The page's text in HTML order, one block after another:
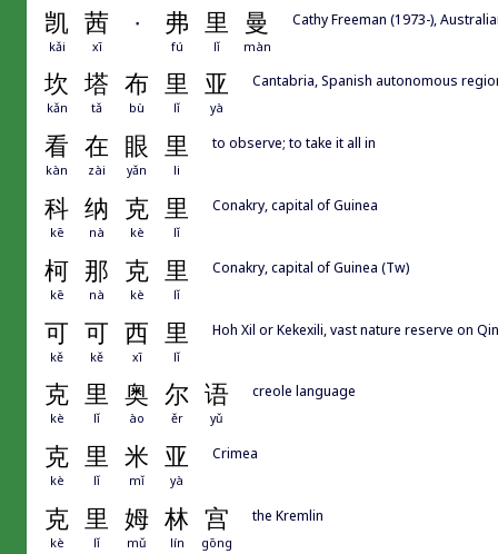
凯 茜 · 弗 里 曼
kǎi xī fú lǐ màn
Cathy Freeman (1973-),
坎 塔 布 里 亚
kǎn tǎ bù lǐ yà
Cantabria, Spanish autonomous
看 在 眼 里
kàn zài yǎn li
to observe; to take it all in
科 纳 克 里
kē nà kè lǐ
Conakry, capital of Guinea
柯 那 克 里
kē nà kè lǐ
Conakry, capital of Guinea (Tw)
可 可 西 里
kě kě xī lǐ
Hoh Xil or Kekexili, vast nature reserve on
克 里 奥 尔 语
kè lǐ ào ěr yǔ
creole language
克 里 米 亚
kè lǐ mǐ yà
Crimea
克 里 姆 林 宫
kè lǐ mǔ lín gōng
the Kremlin